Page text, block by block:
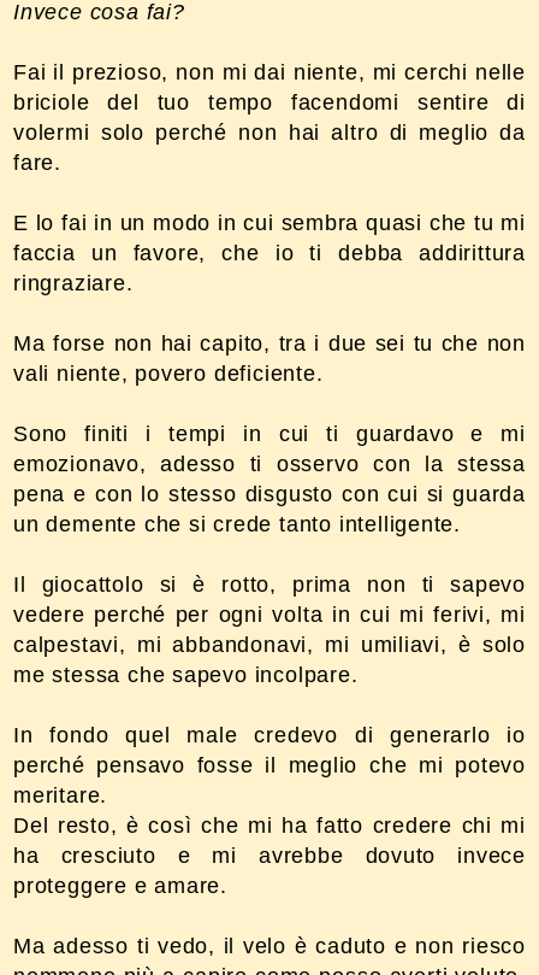
Invece cosa fai?
Fai il prezioso, non mi dai niente, mi cerchi nelle
briciole del tuo tempo facendomi sentire di
volermi solo perché non hai altro di meglio da
fare.
E lo fai in un modo in cui sembra quasi che tu mi
faccia un favore, che io ti debba addirittura
ringraziare.
Ma forse non hai capito, tra i due sei tu che non
vali niente, povero deficiente.
Sono finiti i tempi in cui ti guardavo e mi
emozionavo, adesso ti osservo con la stessa
pena e con lo stesso disgusto con cui si guarda
un demente che si crede tanto intelligente.
Il giocattolo si è rotto, prima non ti sapevo
vedere perché per ogni volta in cui mi ferivi, mi
calpestavi, mi abbandonavi, mi umiliavi, è solo
me stessa che sapevo incolpare.
In fondo quel male credevo di generarlo io
perché pensavo fosse il meglio che mi potevo
meritare.
Del resto, è così che mi ha fatto credere chi mi
ha cresciuto e mi avrebbe dovuto invece
proteggere e amare.
Ma adesso ti vedo, il velo è caduto e non riesco